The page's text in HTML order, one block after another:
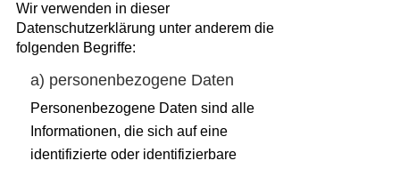
Wir verwenden in dieser
Datenschutzerklärung unter anderem die
folgenden Begriffe:
a) personenbezogene Daten
Personenbezogene Daten sind alle
Informationen, die sich auf eine
identifizierte oder identifizierbare